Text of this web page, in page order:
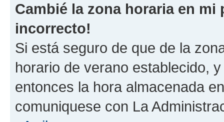
Cambié la zona horaria en
incorrecto!
Si está seguro de que de la
horario de verano establecido,
entonces la hora almacenada
comuniquese con La